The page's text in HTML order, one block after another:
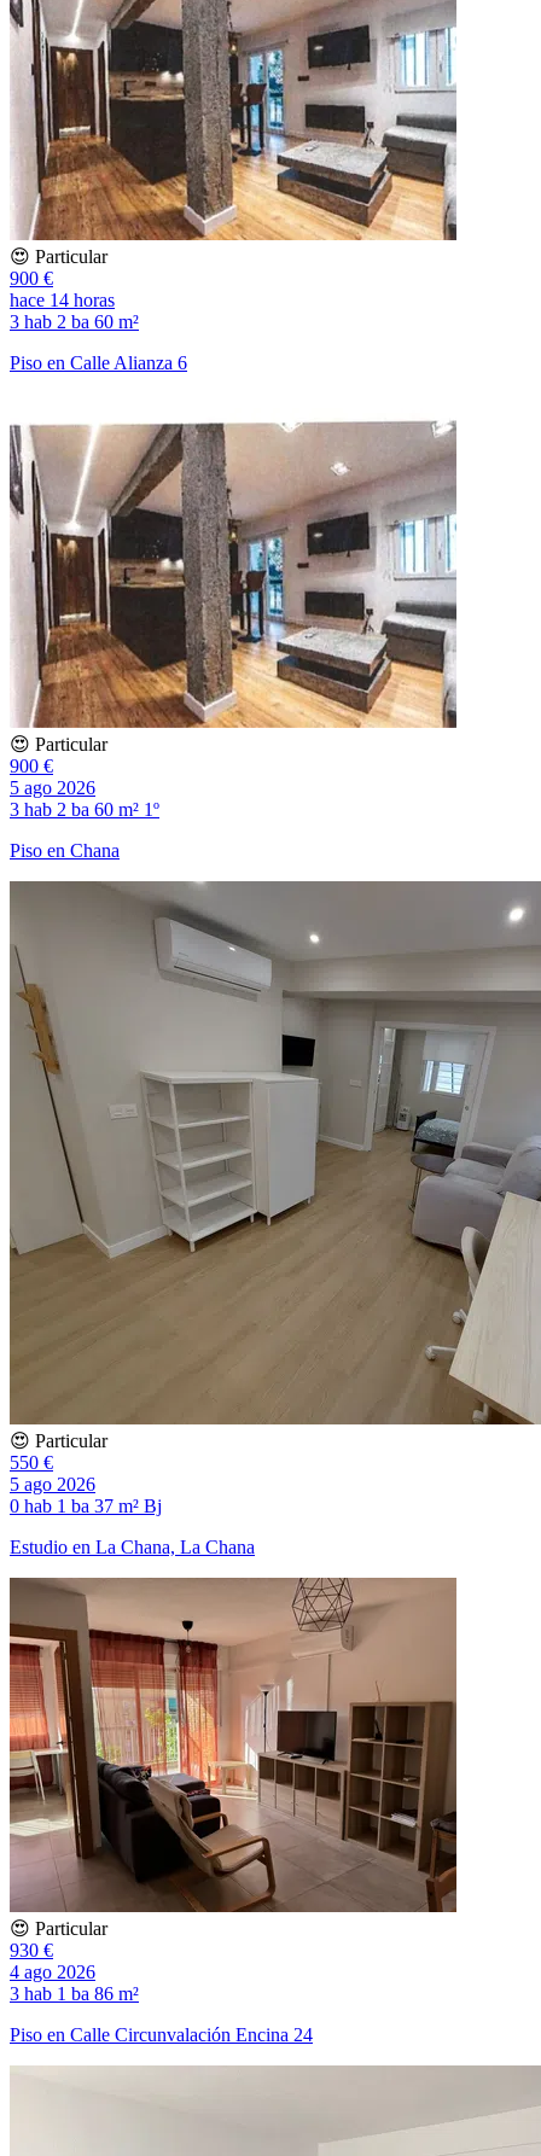
😍 Particular
900 €
hace 14 horas
3 hab 2 ba 60 m²
Piso en Calle Alianza 6
😍 Particular
900 €
5 ago 2026
3 hab 2 ba 60 m² 1º
Piso en Chana
😍 Particular
550 €
5 ago 2026
0 hab 1 ba 37 m² Bj
Estudio en La Chana, La Chana
😍 Particular
930 €
4 ago 2026
3 hab 1 ba 86 m²
Piso en Calle Circunvalación Encina 24